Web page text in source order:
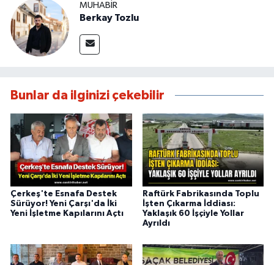
MUHABIR
Berkay Tozlu
Bunlar da ilginizi çekebilir
Çerkeş'te Esnafa Destek
Sürüyor! Yeni Çarşı'da İki
Yeni İşletme Kapılarını Açtı
Raftürk Fabrikasında Toplu
İşten Çıkarma İddiası:
Yaklaşık 60 İşçiyle Yollar
Ayrıldı